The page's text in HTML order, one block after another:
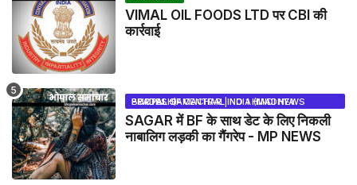
VIMAL OIL FOODS LTD पर CBI की
कार्रवाई
BHOPAL SAMACHAR | NO 1 HINDI NEWS PORTAL OF CENTRAL INDIA (MADHYA PRADESH)
SAGAR में BF के साथ डेट के लिए निकली
नाबालिग लड़की का गैंगरेप - MP NEWS